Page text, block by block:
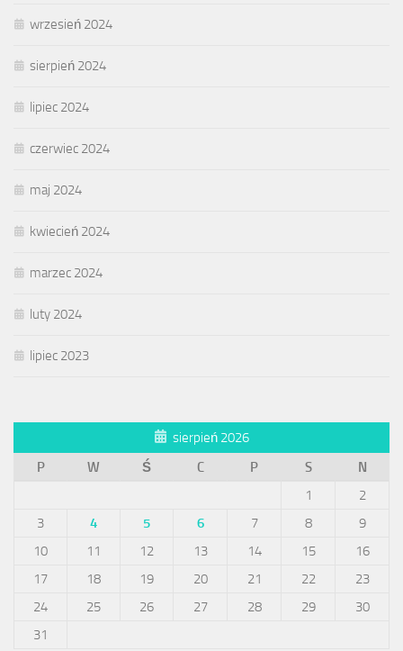
wrzesień 2024
sierpień 2024
lipiec 2024
czerwiec 2024
maj 2024
kwiecień 2024
marzec 2024
luty 2024
lipiec 2023
sierpień 2026
P
W Ś C P S
N
1
2
3
4 5 6 7 8
9
10
11 12 13 14 15
16
17
18 19 20 21 22
23
24
25 26 27 28 29
30
31